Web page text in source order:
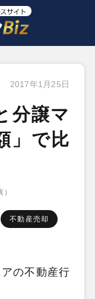
2017年1月25日
分譲マ
」で比
不動産売却
の不動産行